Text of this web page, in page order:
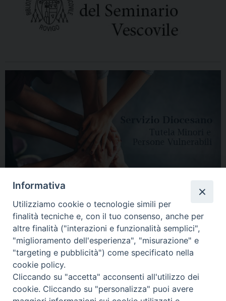
HOME DIOCESI VESCOVO CURIA VESCOVILE NEWS
APPUNTAMENTI CONTATTI SERVIZIO ANTENATI
Informativa
Utilizziamo cookie o tecnologie simili per
finalità tecniche e, con il tuo consenso, anche per
altre finalità ("interazioni e funzionalità semplici",
"miglioramento dell'esperienza", "misurazione" e
"targeting e pubblicità") come specificato nella
cookie policy.
Cliccando su "accetta" acconsenti all'utilizzo dei
cookie. Cliccando su "personalizza" puoi avere